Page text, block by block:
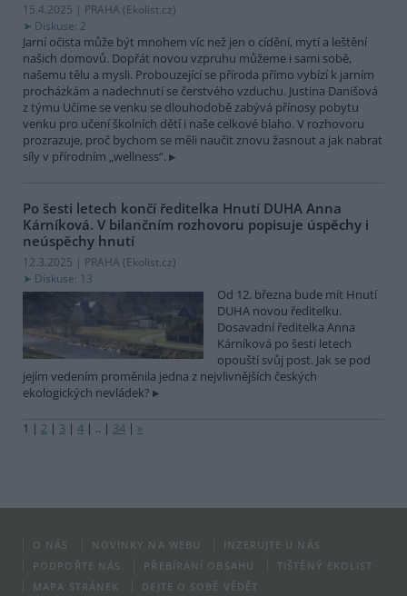
15.4.2025 | PRAHA (Ekolist.cz)
Diskuse: 2
Jarní očista může být mnohem víc než jen o cídění, mytí a leštění
našich domovů. Dopřát novou vzpruhu můžeme i sami sobě,
našemu tělu a mysli. Probouzející se příroda přímo vybízí k jarním
procházkám a nadechnutí se čerstvého vzduchu. Justina Danišová
z týmu Učíme se venku se dlouhodobě zabývá přínosy pobytu
venku pro učení školních dětí i naše celkové blaho. V rozhovoru
prozrazuje, proč bychom se měli naučit znovu žasnout a jak nabrat
síly v přírodním „wellness“.
Po šesti letech končí ředitelka Hnutí DUHA Anna
Kárníková. V bilančním rozhovoru popisuje úspěchy i
neúspěchy hnutí
12.3.2025 | PRAHA (Ekolist.cz)
Diskuse: 13
Od 12. března bude mít Hnutí
DUHA novou ředitelku.
Dosavadní ředitelka Anna
Kárníková po šesti letech
opouští svůj post. Jak se pod
jejím vedením proměnila jedna z nejvlivnějších českých
ekologických nevládek?
1 | 2 | 3 | 4 | .. | 34 | »
O NÁS NOVINKY NA WEBU
INZERUJTE U NÁS
PODPOŘTE NÁS
PŘEBÍRÁNÍ OBSAHU
TIŠTĚNÝ EKOLIST
MAPA STRÁNEK
DEJTE O SOBĚ VĚDĚT